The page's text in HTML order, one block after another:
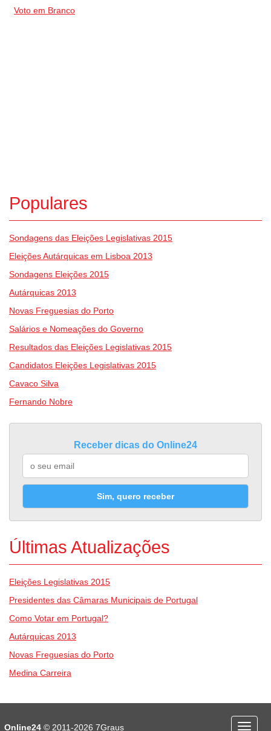
Voto em Branco
Populares
Sondagens das Eleições Legislativas 2015
Eleições Autárquicas em Lisboa 2013
Sondagens Eleições 2015
Autárquicas 2013
Novas Freguesias do Porto
Salários e Nomeações do Governo
Resultados das Eleições Legislativas 2015
Candidatos Eleições Legislativas 2015
Cavaco Silva
Fernando Nobre
Receber dicas do Online24
Sim, quero receber
Últimas Atualizações
Eleições Legislativas 2015
Presidentes das Câmaras Municipais de Portugal
Como Votar em Portugal?
Autárquicas 2013
Novas Freguesias do Porto
Medina Carreira
Online24 © 2011-2026 7Graus Menu